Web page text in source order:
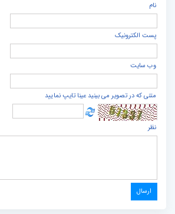
نام
پست الكترونيک
وب سایت
متنی که در تصویر می بینید عینا تایپ نمایید
نظر